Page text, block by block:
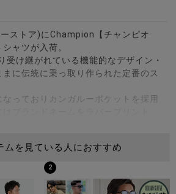
ストア)にChampion【チャンピオ
ャツが入荷。
受け継がれている機能的なデザイン・
に伝統に乗っ取り作られた定番のス
っておりカンガルーポケットを採用
ア。
なので、ペアルックやリンクコーデ
枚持っていても損はしないアイテムで
ムを見ている人におすすめ
2